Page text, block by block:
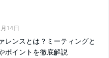
14日
レンスとは？ミーティングと
ポイントを徹底解説